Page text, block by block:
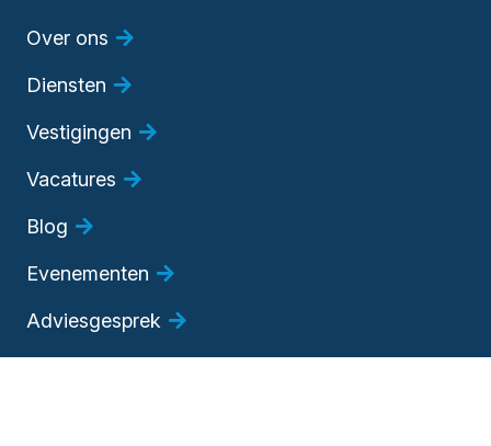
Over ons
Diensten
Vestigingen
Vacatures
Blog
Evenementen
Adviesgesprek